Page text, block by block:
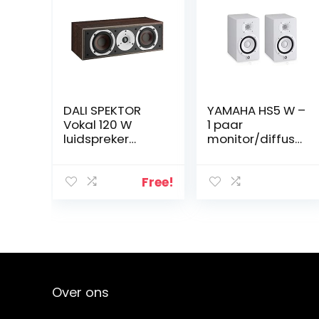
DALI SPEKTOR
Vokal 120 W
luidspreker
Free!
YAMAHA HS5 W –
1 paar
monitor/diffuser
met 2-weg
Over ons